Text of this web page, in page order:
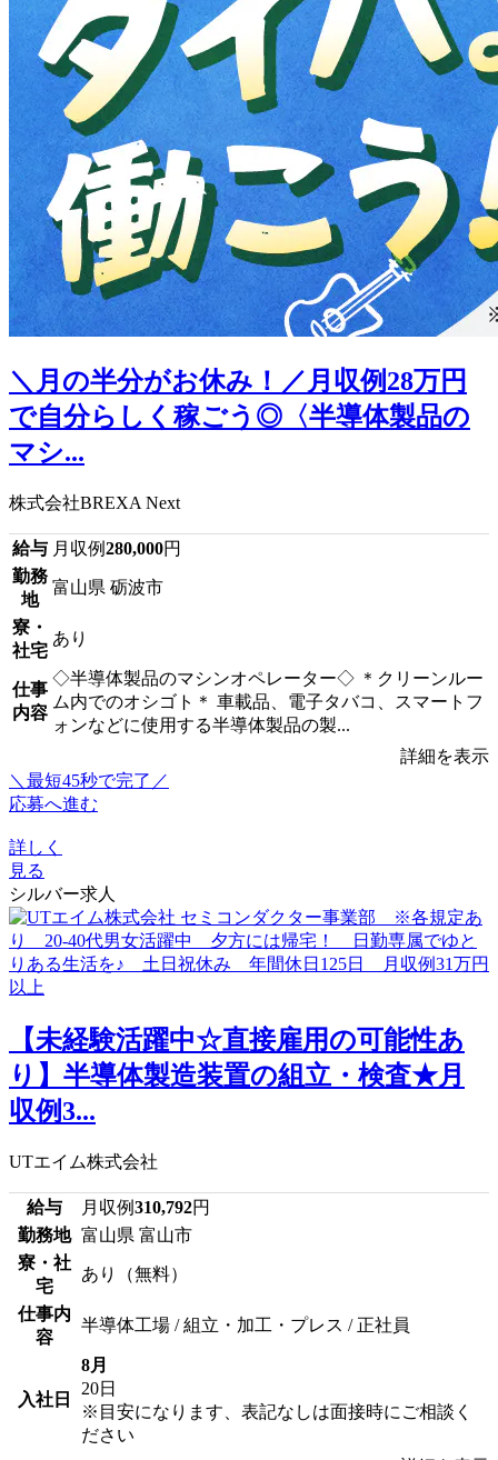
＼月の半分がお休み！／月収例28万円
で自分らしく稼ごう◎〈半導体製品の
マシ...
株式会社BREXA Next
給与 月収例280,000円
勤務
地
富山県 砺波市
寮・
社宅
あり
仕事
内容
◇半導体製品のマシンオペレーター◇ ＊クリーンルー
ム内でのオシゴト＊ 車載品、電子タバコ、スマートフ
ォンなどに使用する半導体製品の製...
詳細を表示
＼最短45秒で完了／
応募へ進む
詳しく
見る
シルバー求人
【未経験活躍中☆直接雇用の可能性あ
り】半導体製造装置の組立・検査★月
収例3...
UTエイム株式会社
給与 月収例310,792円
勤務地 富山県 富山市
寮・社
宅
あり（無料）
仕事内
容
半導体工場 / 組立・加工・プレス / 正社員
入社日
8月
20日
※目安になります、表記なしは面接時にご相談く
ださい